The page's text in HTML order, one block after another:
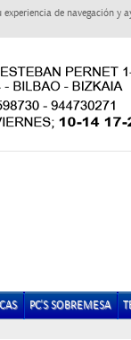
de navegación
PC'S SOBREMESA